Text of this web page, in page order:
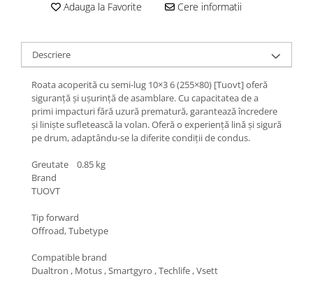
Acceleratoare & comenzi
Lumini / iluminare
Motoare
Cabluri motoare
Baterii
Încărcătoare
Prize de încărcare
Cabluri pentru baterii
Componente baterii
Adauga la Favorite Cere informatii
Descriere
Roata acoperită cu semi-lug 10×3 6 (255×80) [Tuovt] oferă
siguranță și ușurință de asamblare. Cu capacitatea de a
primi impacturi fără uzură prematură, garantează încredere
și liniște sufletească la volan. Oferă o experiență lină și sigură
pe drum, adaptându-se la diferite condiții de condus.
Greutate 0.85 kg
Brand
TUOVT
Tip forward
Offroad, Tubetype
Compatible brand
Dualtron , Motus , Smartgyro , Techlife , Vsett